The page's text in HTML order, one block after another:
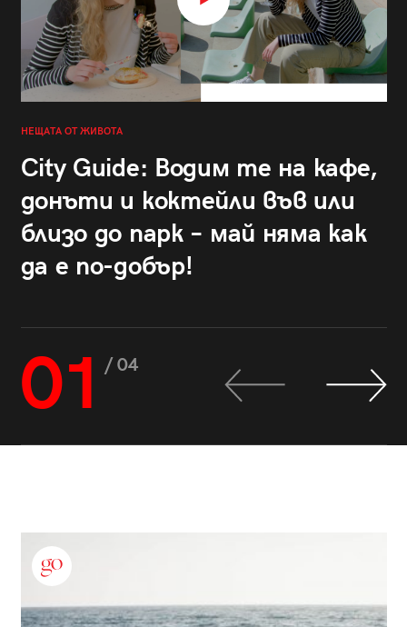
НЕЩАТА ОТ ЖИВОТА
City Guide: Водим те на кафе,
донъти и коктейли във или
близо до парк – май няма как
да е по-добър!
01 / 04